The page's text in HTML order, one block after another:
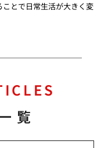
とで日常生活が大きく変
覧